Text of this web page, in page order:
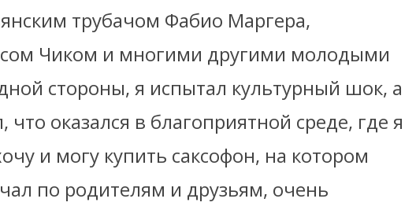
трубачом Фабио Маргера,
Чиком и многими другими молодыми
стороны, я испытал культурный шок, а
что оказался в благоприятной среде, где я
и могу купить саксофон, на котором
по родителям и друзьям, очень